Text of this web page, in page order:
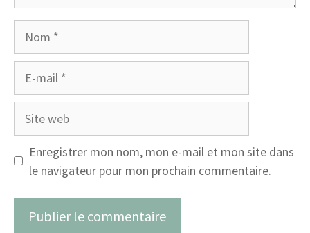
Enregistrer mon nom, mon e-mail et mon site dans
le navigateur pour mon prochain commentaire.